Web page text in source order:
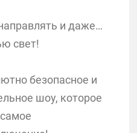
и даже…
свет!
безопасное и
шоу, которое